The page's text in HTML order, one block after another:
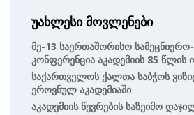
უახლესი მოვლენები
Მე-13 Საერთაშორისო
Კონფერენცია Აკადემიის 85 Წლის
Საქართველოს Ქალთა Საბჭოს
Ეროვნულ Აკადემიაში
Აკადემიის Წევრების Საზეიმო